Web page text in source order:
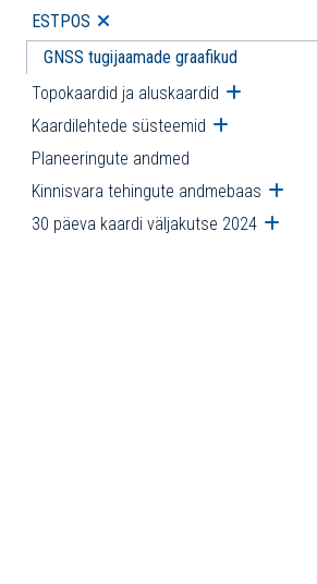
ESTPOS Ava alammenüü
GNSS tugijaamade graafikud
Topokaardid ja aluskaardid Ava
Kaardilehtede süsteemid Ava
Planeeringute andmed
Kinnisvara tehingute andmebaas Ava
30 päeva kaardi väljakutse 2024 Ava